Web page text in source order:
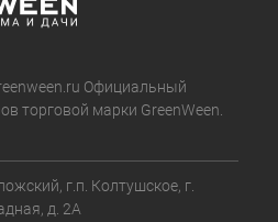
Официальный
торговой марки GreenWeen.
г.п. Колтушское, г.
д. 2А